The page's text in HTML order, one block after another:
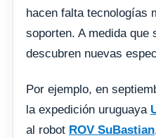
hacen falta tecnologías
soporten. A medida que
descubren nuevas
Por ejemplo, en
la expedición uruguaya
al robot ROV SuBastian